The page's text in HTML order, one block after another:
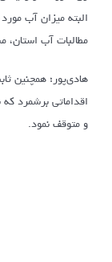
البته میزان آب
مطالبات آب استان،
هادی‌پور؛ همچنین
اقداماتی برشمرد
و متوقف نمود.